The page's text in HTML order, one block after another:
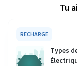
Tu
RECHARGE
Types